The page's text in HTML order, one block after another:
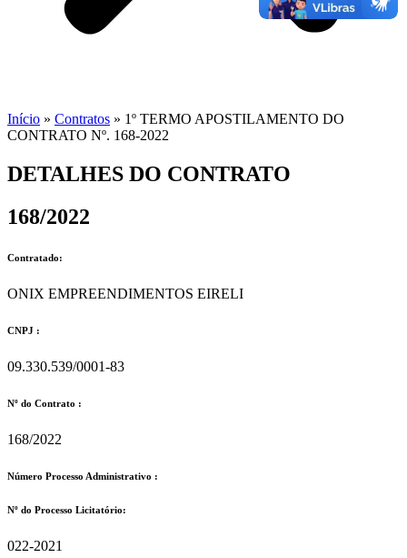
Início » Contratos » 1º TERMO APOSTILAMENTO DO
CONTRATO Nº. 168-2022
DETALHES DO CONTRATO​
168/2022
Contratado:
ONIX EMPREENDIMENTOS EIRELI
CNPJ :
09.330.539/0001-83
Nº do Contrato :
168/2022
Número Processo Administrativo :
Nº do Processo Licitatório:
022-2021